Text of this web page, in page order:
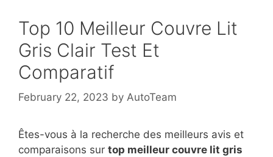
Top 10 Meilleur Couvre Lit
Gris Clair Test Et
Comparatif
February 22, 2023 by AutoTeam
Êtes-vous à la recherche des meilleurs avis et
comparaisons sur top meilleur couvre lit gris